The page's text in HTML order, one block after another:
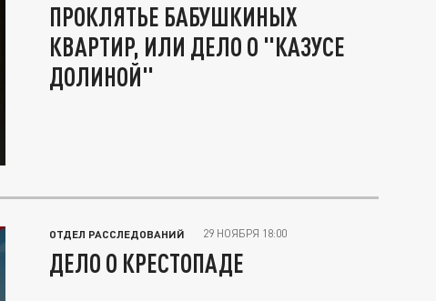
ПРОКЛЯТЬЕ БАБУШКИНЫХ
КВАРТИР, ИЛИ ДЕЛО О "КАЗУСЕ
ДОЛИНОЙ"
ОТДЕЛ РАССЛЕДОВАНИЙ 29 НОЯБРЯ 18:00
ДЕЛО О КРЕСТОПАДЕ